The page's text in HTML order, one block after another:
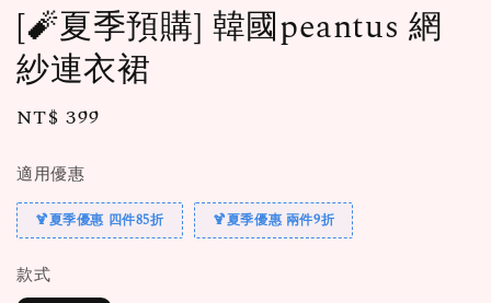
[🧨夏季預購] 韓國peantus 網
紗連衣裙
Regular
NT$ 399
適用優惠
🍹夏季優惠 四件85折 🍹夏季優惠 兩件9折
款式